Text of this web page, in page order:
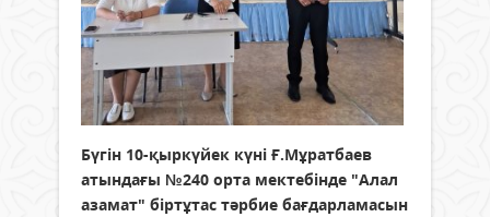
Бүгін 10-қыркүйек күні Ғ.Мұратбаев
атындағы №240 орта мектебінде "Алал
азамат" біртұтас тәрбие бағдарламасын